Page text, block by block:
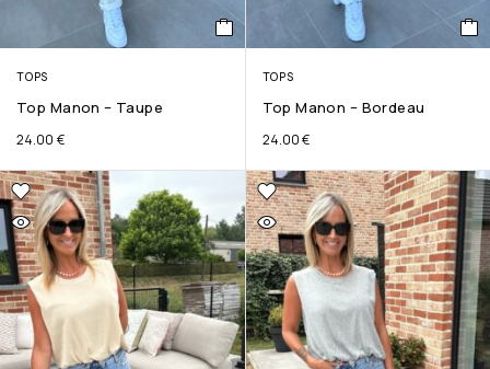
TOPS
Top Manon – Taupe
24.00 €
TOPS
Top Manon – Bordeau
24.00€